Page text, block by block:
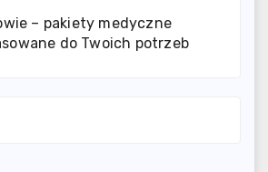
– pakiety medyczne
do Twoich potrzeb